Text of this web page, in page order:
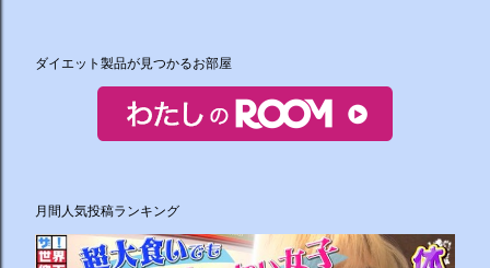
ダイエット製品が見つかるお部屋
月間人気投稿ランキング